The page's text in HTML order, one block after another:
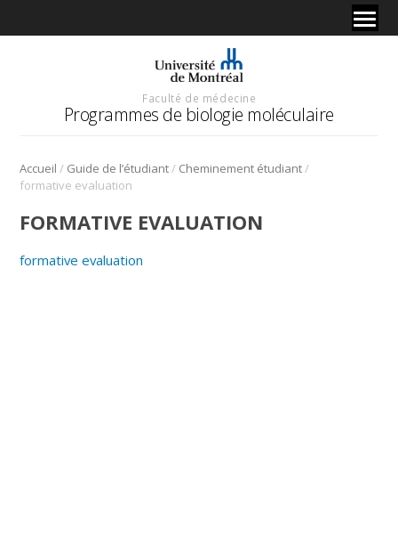
Faculté de médecine
Programmes de biologie moléculaire
Accueil / Guide de l’étudiant/ Cheminement étudiant/
formative evaluation
FORMATIVE EVALUATION
formative evaluation